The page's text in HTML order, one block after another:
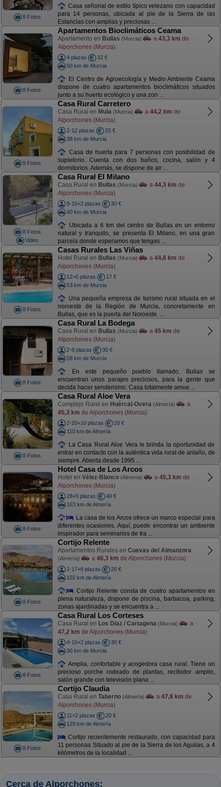
8 Fotos
Casa señorial de estilo típico velezano con capacidad
para 14 personas, ubicada al pie de la Sierra de las
Estancias con amplias y preciosas ...
8 Fotos
Apartamentos Bioclimáticos Ceama
Apartamento en Bullas (Murcia) a 43,3 km de
Alporchones (Murcia)
4 plazas
32 €
50 km de Murcia
El Centro de Agroecología y Medio Ambiente Ceama
dispone de cuatro apartamentos bioclimáticos situados
junto a su huerto ecológico y una zon ...
8 Fotos
Casa Rural Carretero
Casa Rural en Mula (Murcia) a 44,2 km de
Alporchones (Murcia)
2-12 plazas
25 €
38 km de Murcia
Casa de huerta para 7 personas con posibilidad de
supletorio. Cuenta con dos baños, cocina, salón y 4
dormitorios. Además, se dispone de air ...
8 Fotos
Video
Casa Rural El Milano
Casa Rural en Bullas (Murcia) a 44,3 km de
Alporchones (Murcia)
8-15+2 plazas
30 €
40 km de Murcia
Ubicada a 6 km del centro de Bullas en un entorno
natural y tranquilo, se presenta El Milano, en una gran
parcela donde esperamos que tengas ...
8 Fotos
Casas Rurales Las Viñas
Hotel Rural en Bullas (Murcia) a 44,8 km de
Alporchones (Murcia)
12+6 plazas
17 €
53 km de Murcia
Una pequeña empresa de turismo rural situada en el
noroeste de la Región de Murcia, concretamente en
Bullas, que es la puerta del Noroeste. ...
8 Fotos
Casa Rural La Bodega
Casa Rural en Bullas (Murcia) a 45 km de
Alporchones (Murcia)
2-8 plazas
30 €
58 km de Murcia
En este pequeño pueblo llamado, Bullas se
encuentran unos parajes preciosos, para la gente que
decida hacer senderismo. Casa totalmente amue ...
8 Fotos
Casa Rural Aloe Vera
Complejo Rural en Huércal-Overa (Almería)
a
45,3 km de Alporchones (Murcia)
2-20+10 plazas
20 €
110 km de Almería
La Casa Rural Aloe Vera le brinda la oportunidad de
entrar en contacto con la auténtica vida rural de antaño, de
siempre. Abierta desde 1995 ...
8 Fotos
Hotel Casa de Los Arcos
Hotel en Vélez-Blanco (Almería) a 45,3 km de
Alporchones (Murcia)
28+5 plazas
40 €
163 km de Almería
La casa de los Arcos ofrece un marco especial para
diferentes ocasiones. Aquí, puede encontrar un ambiente
inspirador para seminarios de tra ...
8 Fotos
Cortijo Relente
Apartamentos Rurales en Cuevas del Almanzora
(Almería) a 46,3 km de Alporchones (Murcia)
2-17+6 plazas
20 €
102 km de Almería
Cortijo Relente consta de cuatro apartamentos en
plena naturaleza, dispone de piscina, barbacoa, parking,
zonas ajardinadas y se encuentra a ...
8 Fotos
Casa Rural Los Corteses
Casa Rural en Los Diaz / Cartagena (Murcia)
a
47,2 km de Alporchones (Murcia)
4-10+2 plazas
30 €
30 km de Murcia
Amplia, confortable y acogedora casa rural. Tiene un
precioso porche rodeado de plantas, recibidor amplio,
salón grande con televisión plana ...
8 Fotos
Cortijo Claudia
Casa Rural en Taberno (Almería) a 47,8 km de
Alporchones (Murcia)
11+2 plazas
20 €
129 km de Almería
Cortijo recientemente restaurado, con capacidad para
11 personas Situado al pie de la Sierra de los Aguilas, a 4
kilómetros de la localidad ...
Cerca de Alporchones: